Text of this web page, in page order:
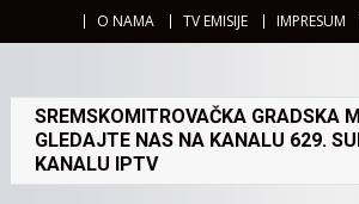
O NAMA TV EMISIJE IMPRESUM
SREMSKOMITROVAČKA GRADSKA
GLEDAJTE NAS NA KANALU 629.
KANALU IPTV